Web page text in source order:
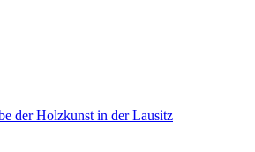
der Holzkunst in der Lausitz